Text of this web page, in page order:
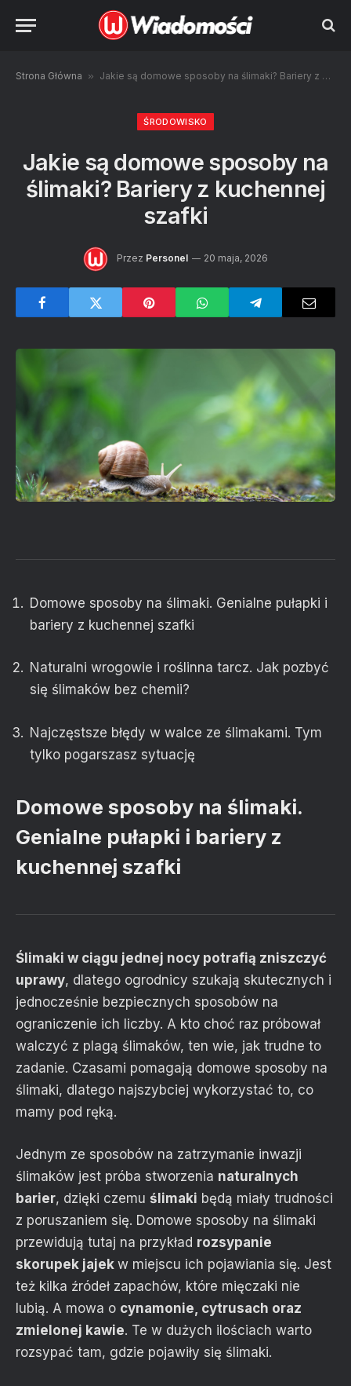
Strona Główna » Jakie są domowe sposoby na ślimaki? Bariery z kuchennej szafki
ŚRODOWISKO
Jakie są domowe sposoby na
ślimaki? Bariery z kuchennej
szafki
Przez Personel 20 maja, 2026
Domowe sposoby na ślimaki. Genialne pułapki i
bariery z kuchennej szafki
Naturalni wrogowie i roślinna tarcz. Jak pozbyć
się ślimaków bez chemii?
Najczęstsze błędy w walce ze ślimakami. Tym
tylko pogarszasz sytuację
Domowe sposoby na ślimaki.
Genialne pułapki i bariery z
kuchennej szafki
Ślimaki w ciągu jednej nocy potrafią zniszczyć
uprawy, dlatego ogrodnicy szukają skutecznych i
jednocześnie bezpiecznych sposobów na
ograniczenie ich liczby. A kto choć raz próbował
walczyć z plagą ślimaków, ten wie, jak trudne to
zadanie. Czasami pomagają domowe sposoby na
ślimaki, dlatego najszybciej wykorzystać to, co
mamy pod ręką.
Jednym ze sposobów na zatrzymanie inwazji
ślimaków jest próba stworzenia naturalnych
barier, dzięki czemu ślimaki będą miały trudności
z poruszaniem się. Domowe sposoby na ślimaki
przewidują tutaj na przykład rozsypanie
skorupek jajek w miejscu ich pojawiania się. Jest
też kilka źródeł zapachów, które mięczaki nie
lubią. A mowa o cynamonie, cytrusach oraz
zmielonej kawie. Te w dużych ilościach warto
rozsypać tam, gdzie pojawiły się ślimaki.